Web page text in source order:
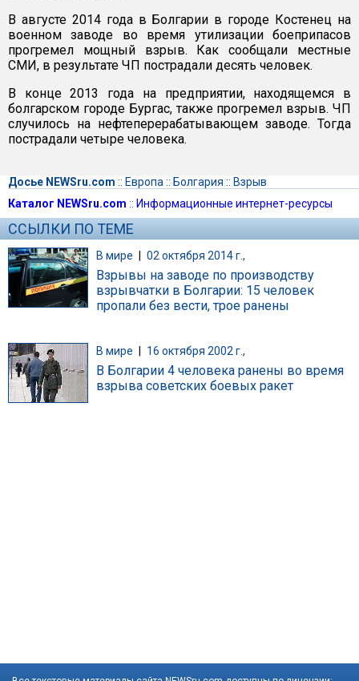
В августе 2014 года в Болгарии в городе Костенец на
военном заводе во время утилизации боеприпасов
прогремел мощный взрыв. Как сообщали местные
СМИ, в результате ЧП пострадали десять человек.
В конце 2013 года на предприятии, находящемся в
болгарском городе Бургас, также прогремел взрыв. ЧП
случилось на нефтеперерабатывающем заводе. Тогда
пострадали четыре человека.
Досье NEWSru.com :: Европа :: Болгария :: Взрыв
Каталог NEWSru.com :: Информационные интернет-ресурсы
ССЫЛКИ ПО ТЕМЕ
В мире | 02 октября 2014 г.,
Взрывы на заводе по производству
взрывчатки в Болгарии: 15 человек
пропали без вести, трое ранены
В мире 16 октября 2002 г.,
В Болгарии 4 человека ранены во время
взрыва советских боевых ракет